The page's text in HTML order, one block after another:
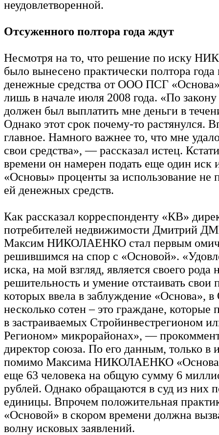
неудовлетворенной.
Отсуженного полтора года ждут
Несмотря на то, что решение по иску
было вынесено практически полтора года
денежные средства от ООО ПСГ
лишь в начале июля 2008 года. «По закону
должен был выплатить мне деньги в
Однако этот срок почему-то растянулся.
главное. Намного важнее то, что мне
свои средства», — рассказал истец.
времени он намерен подать еще один иск
«Основы» проценты за использование
ей денежных средств.
Как рассказал корреспонденту «КВ»
потребителей недвижимости Дмитрий
Максим НИКОЛАЕНКО стал первым
решившимся на спор с «Основой».
иска, на мой взгляд, является своего рода
решительность и умение отстаивать свои
которых ввела в заблуждение «Основа»,
несколько сотен – это граждане, которые
в застраиваемых Стройинвестрегионом
Регионом» микрорайонах», —
директор союза. По его данным, только в
помимо Максима НИКОЛАЕНКО «Основа»
еще 63 человека на общую сумму 6
рублей. Однако обращаются в суд из них
единицы. Впрочем положительная
«Основой» в скором времени должна
волну исковых заявлений.